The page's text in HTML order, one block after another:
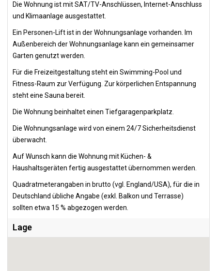
Die Wohnung ist mit SAT/TV-Anschlüssen, Internet-Anschluss
und Klimaanlage ausgestattet.
Ein Personen-Lift ist in der Wohnungsanlage vorhanden. Im
Außenbereich der Wohnungsanlage kann ein gemeinsamer
Garten genutzt werden.
Für die Freizeitgestaltung steht ein Swimming-Pool und
Fitness-Raum zur Verfügung. Zur körperlichen Entspannung
steht eine Sauna bereit.
Die Wohnung beinhaltet einen Tiefgaragenparkplatz.
Die Wohnungsanlage wird von einem 24/7 Sicherheitsdienst
überwacht.
Auf Wunsch kann die Wohnung mit Küchen- &
Haushaltsgeräten fertig ausgestattet übernommen werden.
Quadratmeterangaben in brutto (vgl. England/USA), für die in
Deutschland übliche Angabe (exkl. Balkon und Terrasse)
sollten etwa 15 % abgezogen werden.
Lage